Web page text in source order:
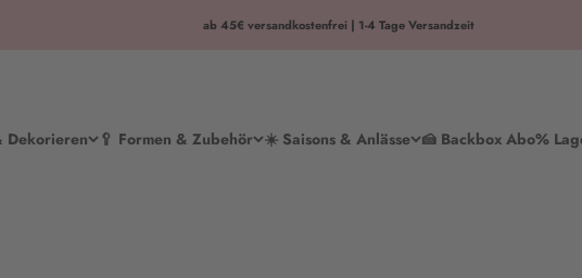
ab 45€ versandkostenfrei | 1-4 Tage Versandzeit
Dekorieren 🥄 Formen & Zubehör ☀️ Saisons & Anlässe 🍰 Backbox Abo%